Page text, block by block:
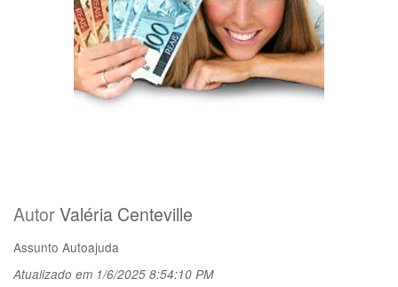
AutorValéria Centeville
Assunto Autoajuda
Atualizado em 1/6/2025 8:54:10 PM